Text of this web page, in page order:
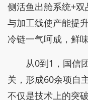
侧活鱼出舱系统+
与加工线使产能提
冷链一气呵成，鲜味
从0到1，国信
关，形成60余项自
不仅是技术上的突